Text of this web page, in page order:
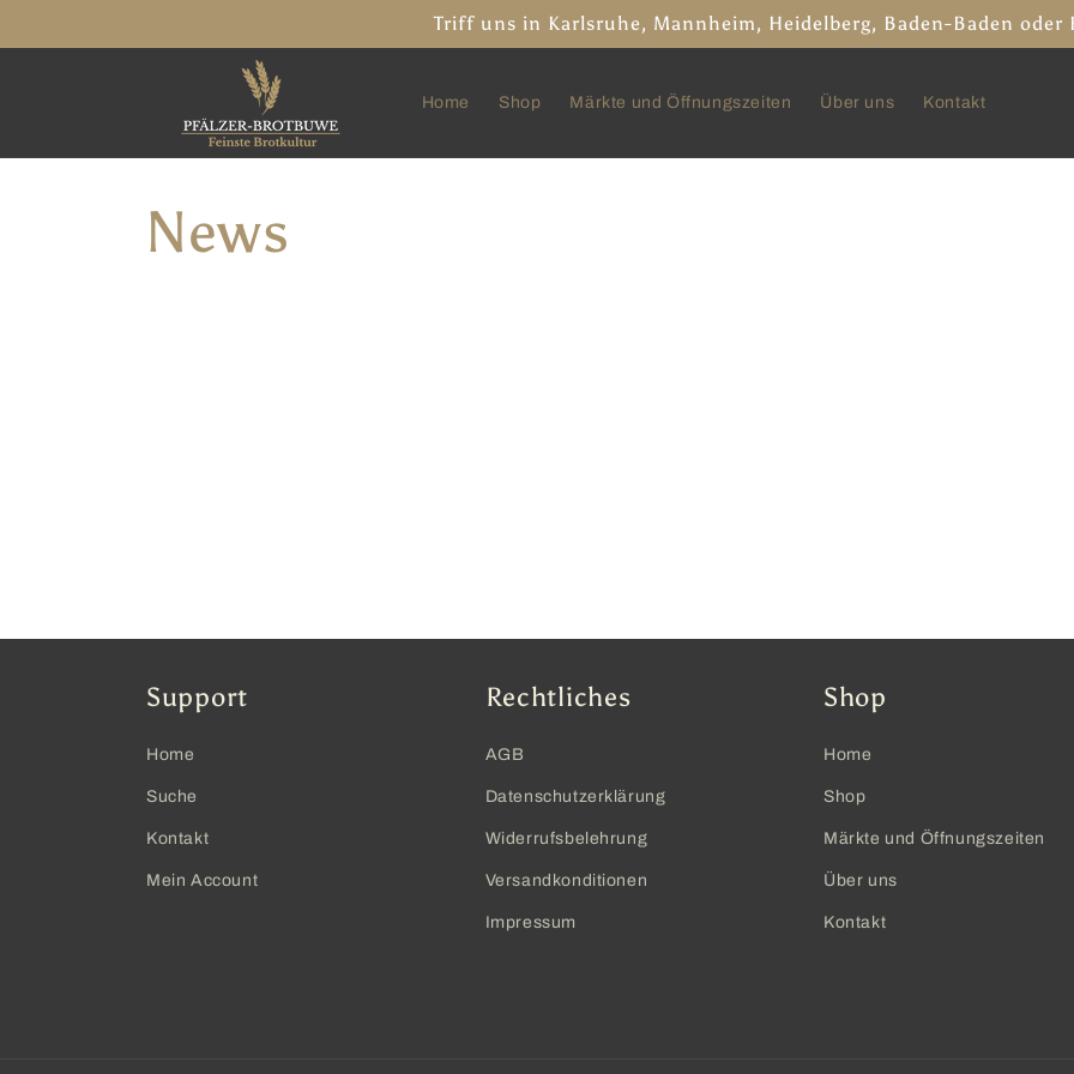
Inhalt
Triff uns in Karlsruhe, Mannheim, Heidelberg, Baden-Baden oder
Home Shop Märkte und Öffnungszeiten Über uns Kontakt
News
Support
Home
Suche
Kontakt
Mein Account
Rechtliches
AGB
Datenschutzerklärung
Widerrufsbelehrung
Versandkonditionen
Impressum
Shop
Home
Shop
Märkte und Öffnungszeiten
Über uns
Kontakt